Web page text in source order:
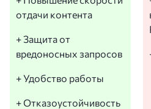
отдачи контента
+ Защита от
вредоносных запросов
+ Удобство работы
+ Отказоустойчивость